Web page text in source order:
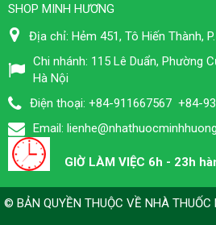
SHOP MINH HƯƠNG
Địa chỉ: Hẻm 451, Tô Hiến Thành,
Chi nhánh: 115 Lê Duẩn, Phường
Hà Nội
Điện thoại: +84-911667567 +84-
Email:
GIỜ LÀM VIỆC 6h - 23h
© BẢN QUYỀN THUỘC VỀ NHÀ THUỐC